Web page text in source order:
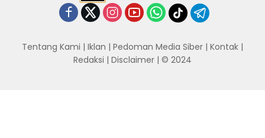
Tentang Kami | Iklan | Pedoman Media Siber | Kontak |
Redaksi | Disclaimer | © 2024